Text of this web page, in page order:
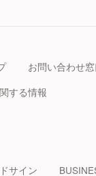
お問い合わせ
する情報
サイン